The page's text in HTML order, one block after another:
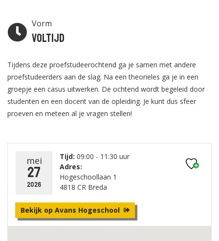
Vorm
Voltijd
Tijdens deze proefstudeerochtend ga je samen met andere
proefstudeerders aan de slag. Na een theorieles ga je in een
groepje een casus uitwerken. De ochtend wordt begeleid door
studenten en een docent van de opleiding. Je kunt dus sfeer
proeven en meteen al je vragen stellen!
mei
27
2026
Tijd: 09:00 - 11:30 uur
Adres:
Hogeschoollaan 1
4818 CR Breda
Bekijk op Avans Hogeschool